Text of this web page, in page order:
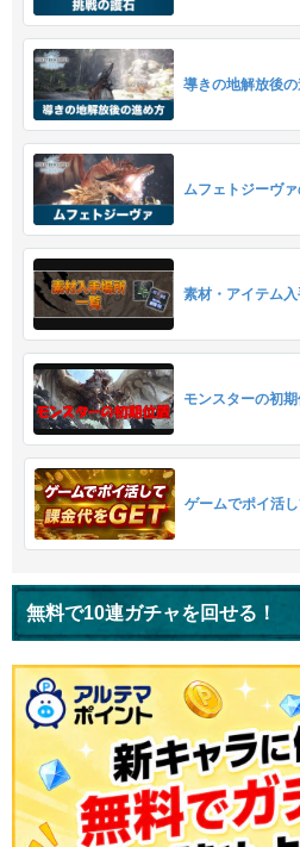
導きの地解放後
ムフェトジーヴ
素材・アイテム
モンスターの初
ゲームでポイ活
無料で10連ガチャを回せる！